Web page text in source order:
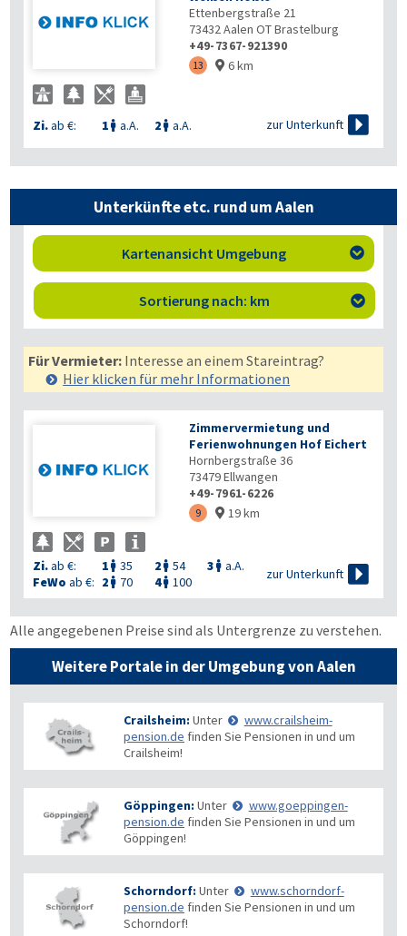
Ettenbergstraße 21
73432Aalen OT Brastelburg
+49-7367-921390
13  6 km
Zi.ab €: 1  a.A. 2  a.A. zur Unterkunft 
Unterkünfte etc. rund um Aalen
Kartenansicht Umgebung 
Sortierung nach: km 
Für Vermieter: Interesse an einem Stareintrag?
Hier klicken für mehr Informationen
Zimmervermietung und
Ferienwohnungen Hof Eichert
Hornbergstraße 36
73479Ellwangen
+49-7961-6226
9  19 km
Zi.ab €: 1  35 2  54 3  a.A.
FeWo ab €: 2  70 4 100
zur Unterkunft 
Alle angegebenen Preise sind als Untergrenze zu verstehen.
Weitere Portale in der Umgebung von Aalen
Crailsheim: Unter
www.crailsheim-
pension.de finden Sie Pensionen in und um
Crailsheim!
Göppingen: Unter
www.goeppingen-
pension.de finden Sie Pensionen in und um
Göppingen!
Schorndorf: Unter
www.schorndorf-
pension.de finden Sie Pensionen in und um
Schorndorf!